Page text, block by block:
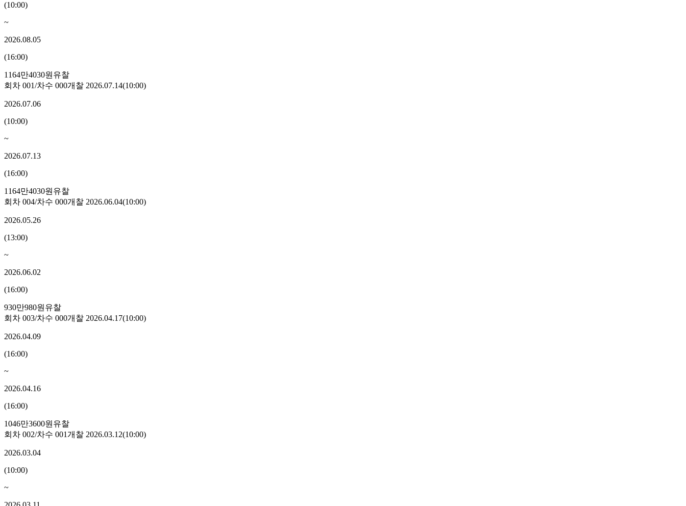
(10:00)
~
2026.08.05
(16:00)
1164만4030원 유찰
회차 001/차수 000개찰 2026.07.14(10:00)
2026.07.06
(10:00)
~
2026.07.13
(16:00)
1164만4030원 유찰
회차 004/차수 000개찰 2026.06.04(10:00)
2026.05.26
(13:00)
~
2026.06.02
(16:00)
930만980원 유찰
회차 003/차수 000개찰 2026.04.17(10:00)
2026.04.09
(16:00)
~
2026.04.16
(16:00)
1046만3600원 유찰
회차 002/차수 001개찰 2026.03.12(10:00)
2026.03.04
(10:00)
~